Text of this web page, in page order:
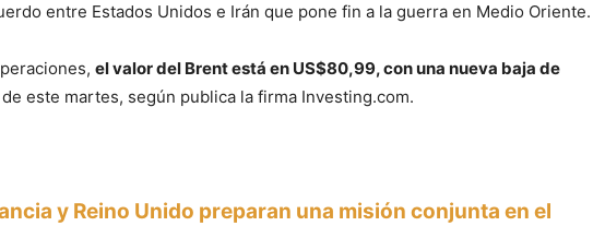
entre Estados Unidos e Irán que pone fin a la guerra en Medio Oriente.
el valor del Brent está en US$80,99, con una nueva baja de
este martes, según publica la firma Investing.com.
y Reino Unido preparan una misión conjunta en el